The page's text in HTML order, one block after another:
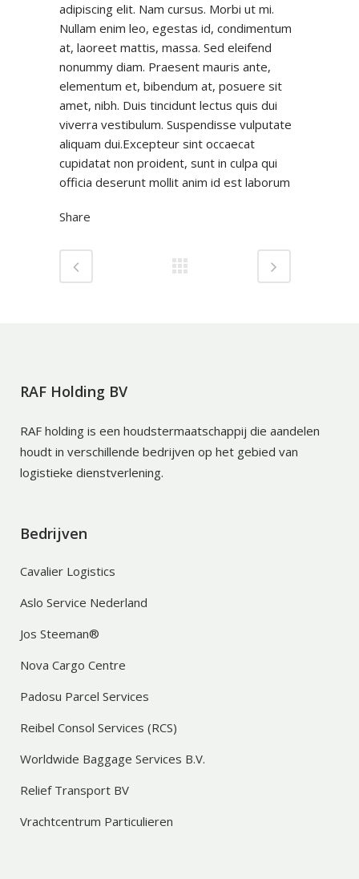
adipiscing elit. Nam cursus. Morbi ut mi.
Nullam enim leo, egestas id, condimentum
at, laoreet mattis, massa. Sed eleifend
nonummy diam. Praesent mauris ante,
elementum et, bibendum at, posuere sit
amet, nibh. Duis tincidunt lectus quis dui
viverra vestibulum. Suspendisse vulputate
aliquam dui.Excepteur sint occaecat
cupidatat non proident, sunt in culpa qui
officia deserunt mollit anim id est laborum
Share
RAF Holding BV
RAF holding is een houdstermaatschappij die aandelen
houdt in verschillende bedrijven op het gebied van
logistieke dienstverlening.
Bedrijven
Cavalier Logistics
Aslo Service Nederland
Jos Steeman®
Nova Cargo Centre
Padosu Parcel Services
Reibel Consol Services (RCS)
Worldwide Baggage Services B.V.
Relief Transport BV
Vrachtcentrum Particulieren